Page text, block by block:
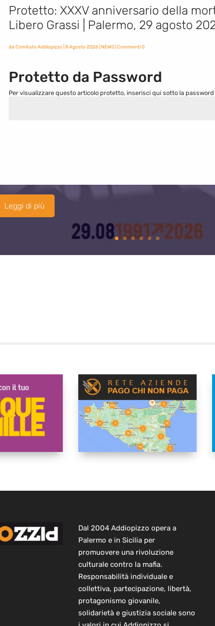
Protetto: XXXV anniversario della
Libero Grassi | Palermo, 29 agosto
da Comitato Addiopizzo| 8 Agosto 2026| NEWS| Commenti 0
Protetto da Password
Per visualizzare questo articolo protetto, inserisci qui sotto la password
Leggi di più
Dal 2004 Addiopizzo opera a
Palermo e in Sicilia per
promuovere una rivoluzione
culturale contro la mafia.
Responsabilità individuale e
collettiva, partecipazione, libertà,
protagonismo giovanile,
solidarietà e giustizia sociale sono